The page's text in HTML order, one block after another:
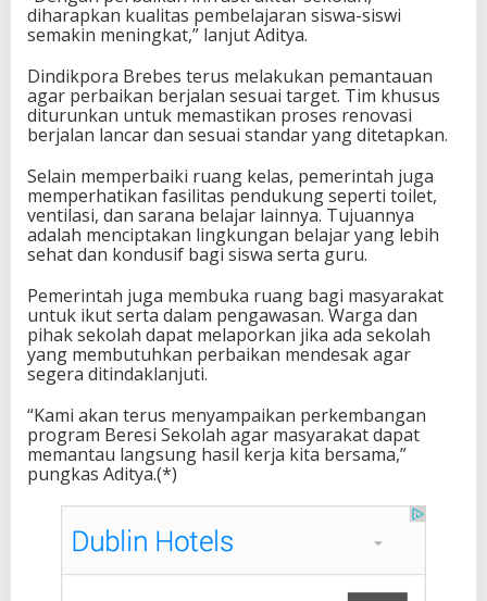
diharapkan kualitas pembelajaran siswa-siswi
semakin meningkat,” lanjut Aditya.
Dindikpora Brebes terus melakukan pemantauan
agar perbaikan berjalan sesuai target. Tim khusus
diturunkan untuk memastikan proses renovasi
berjalan lancar dan sesuai standar yang ditetapkan.
Selain memperbaiki ruang kelas, pemerintah juga
memperhatikan fasilitas pendukung seperti toilet,
ventilasi, dan sarana belajar lainnya. Tujuannya
adalah menciptakan lingkungan belajar yang lebih
sehat dan kondusif bagi siswa serta guru.
Pemerintah juga membuka ruang bagi masyarakat
untuk ikut serta dalam pengawasan. Warga dan
pihak sekolah dapat melaporkan jika ada sekolah
yang membutuhkan perbaikan mendesak agar
segera ditindaklanjuti.
“Kami akan terus menyampaikan perkembangan
program Beresi Sekolah agar masyarakat dapat
memantau langsung hasil kerja kita bersama,”
pungkas Aditya.(*)